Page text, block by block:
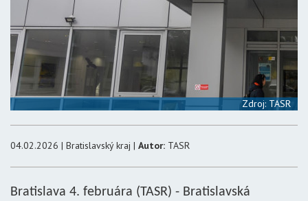
Zdroj: TASR
04.02.2026 | Bratislavský kraj | Autor: TASR
Bratislava 4. februára (TASR) - Bratislavská